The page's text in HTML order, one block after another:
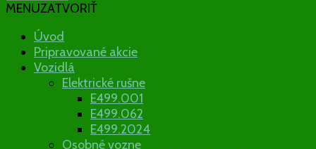
Železničný
klub Tatran
MENUZATVORIŤ
Úvod
Pripravované akcie
Vozidlá
Elektrické rušne
E499.001
E499.062
E499.2024
Osobné vozne